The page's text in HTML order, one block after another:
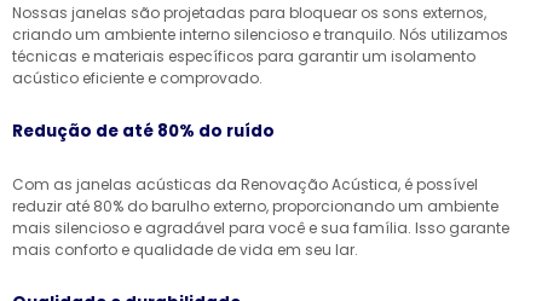
Nossas janelas são projetadas para bloquear os sons externos,
criando um ambiente interno silencioso e tranquilo. Nós utilizamos
técnicas e materiais específicos para garantir um isolamento
acústico eficiente e comprovado.
Redução de até 80% do ruído
Com as janelas acústicas da Renovação Acústica, é possível
reduzir até 80% do barulho externo, proporcionando um ambiente
mais silencioso e agradável para você e sua família. Isso garante
mais conforto e qualidade de vida em seu lar.